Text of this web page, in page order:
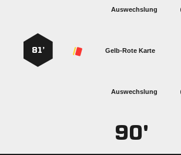
Auswechslung
Gelb-Rote Karte
81’
Auswechslung
90'